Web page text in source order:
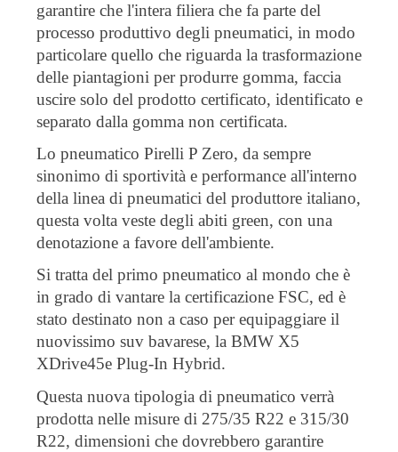
garantire che l'intera filiera che fa parte del
processo produttivo degli pneumatici, in modo
particolare quello che riguarda la trasformazione
delle piantagioni per produrre gomma, faccia
uscire solo del prodotto certificato, identificato e
separato dalla gomma non certificata.
Lo pneumatico Pirelli P Zero, da sempre
sinonimo di sportività e performance all'interno
della linea di pneumatici del produttore italiano,
questa volta veste degli abiti green, con una
denotazione a favore dell'ambiente.
Si tratta del primo pneumatico al mondo che è
in grado di vantare la certificazione FSC, ed è
stato destinato non a caso per equipaggiare il
nuovissimo suv bavarese, la BMW X5
XDrive45e Plug-In Hybrid.
Questa nuova tipologia di pneumatico verrà
prodotta nelle misure di 275/35 R22 e 315/30
R22, dimensioni che dovrebbero garantire